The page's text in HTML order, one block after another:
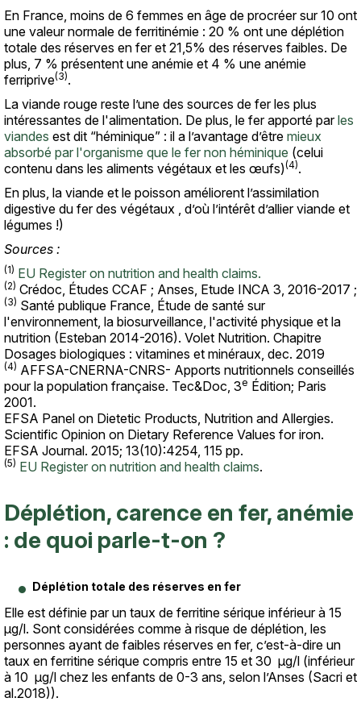
En France, moins de 6 femmes en âge de procréer sur 10 ont
une valeur normale de ferritinémie : 20 % ont une déplétion
totale des réserves en fer et 21,5% des réserves faibles. De
plus, 7 % présentent une anémie et 4 % une anémie
ferriprive(3).
La viande rouge reste l’une des sources de fer les plus
intéressantes de l'alimentation. De plus, le fer apporté parles
viandes est dit “héminique” : il a l’avantage d’être mieux
absorbé par l'organisme que le fer non héminique (celui
contenu dans les aliments végétaux et les œufs)(4).
En plus, la viande et le poisson améliorent l’assimilation
digestive du fer des végétaux , d’où l’intérêt d’allier viande et
légumes !)
Sources :
(1) EU Register on nutrition and health claims.
(2) Crédoc, Études CCAF ; Anses, Etude INCA 3, 2016-2017 ;
(3) ​​​​​​ Santé publique France, Étude de santé sur
l'environnement, la biosurveillance, l'activité physique et la
nutrition (Esteban 2014-2016). Volet Nutrition. Chapitre
Dosages biologiques : vitamines et minéraux, dec. 2019
(4) AFFSA-CNERNA-CNRS- Apports nutritionnels conseillés
pour la population française. Tec&Doc, 3e Édition; Paris
2001.
EFSA Panel on Dietetic Products, Nutrition and Allergies.
Scientific Opinion on Dietary Reference Values for iron.
EFSA Journal. 2015; 13(10):4254, 115 pp.
(5) EU Register on nutrition and health claims.
Déplétion, carence en fer, anémie
: de quoi parle-t-on ?
Déplétion totale des réserves en fer
Elle est définie par un taux de ferritine sérique inférieur à 15
μg/l. Sont considérées comme à risque de déplétion, les
personnes ayant de faibles réserves en fer, c’est-à-dire un
taux en ferritine sérique compris entre 15 et 30 μg/l (inférieur
à 10 μg/l chez les enfants de 0-3 ans, selon l’Anses (Sacri et
al.2018)).